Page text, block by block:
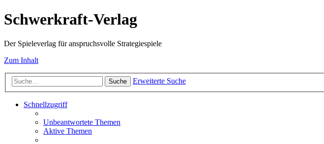
Schwerkraft-Verlag
Der Spieleverlag für anspruchsvolle Strategiespiele
Zum Inhalt
Suche Erweiterte Suche
Schnellzugriff
Unbeantwortete Themen
Aktive Themen